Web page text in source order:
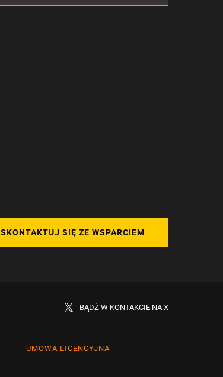
SKONTAKTUJ SIĘ ZE WSPARCIEM
BĄDŹ W KONTAKCIE NA X
UMOWA LICENCYJNA